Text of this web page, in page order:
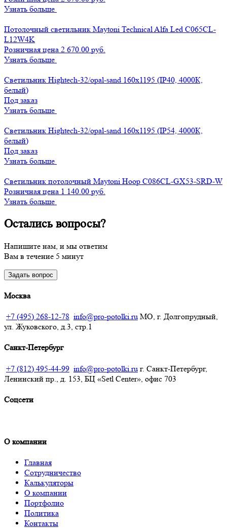
Узнать больше
Потолочный светильник Maytoni Technical Alfa Led C065CL-
L12W4K
Розничная цена 2 670.00 руб.
Узнать больше
Светильник Hightech-32/opal-sand 160х1195 (IP40, 4000К,
белый)
Под заказ
Узнать больше
Светильник Hightech-32/opal-sand 160х1195 (IP54, 4000К,
белый)
Под заказ
Узнать больше
Светильник потолочный Maytoni Hoop C086CL-GX53-SRD-W
Розничная цена 1 140.00 руб.
Узнать больше
Остались вопросы?
Напишите нам, и мы ответим
Вам в течение 5 минут
Задать вопрос
Москва
+7 (495) 268-12-78 info@pro-potolki.ru МО, г. Долгопрудный,
ул. Жуковского, д.3, стр.1
Санкт-Петербург
+7 (812) 495-44-99 info@pro-potolki.ru г. Санкт-Петербург,
Ленинский пр., д. 153, БЦ «Setl Center», офис 703
Соцсети
О компании
Главная
Сотрудничество
Калькуляторы
О компании
Портфолио
Политика
Контакты
Получить расчёт